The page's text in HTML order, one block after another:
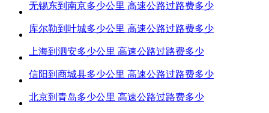
无锡东到南京多少公里 高速公路过路费多少
库尔勒到叶城多少公里 高速公路过路费多少
上海到泗安多少公里 高速公路过路费多少
信阳到商城县多少公里 高速公路过路费多少
北京到青岛多少公里 高速公路过路费多少